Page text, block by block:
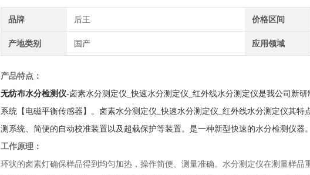
品牌 后王 价格区间
产地类别 国产 应用领域
产品特点：
无纺布水分检测仪-卤素水分测定仪_快速水分测定仪_红外线水分测定仪是我公司新
系统【电磁平衡传感器】。 卤素水分测定仪_快速水分测定仪_红外线水分测定仪其特
测系统、简便的自动校准装置以及超载保护等装置。是一种新型快速的水分检测仪器。
工作原理：
环状的卤素灯确保样品得到均匀加热，操作简便、测量准确。水分测定仪在测量样